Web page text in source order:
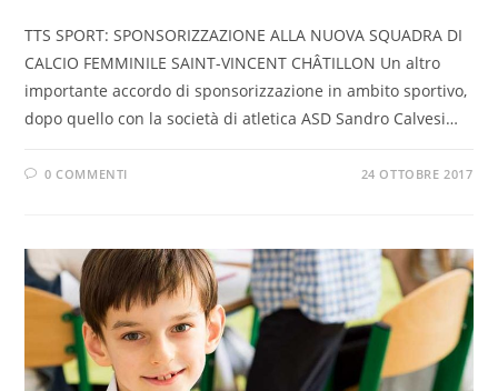
TTS SPORT: SPONSORIZZAZIONE ALLA NUOVA SQUADRA DI
CALCIO FEMMINILE SAINT-VINCENT CHÂTILLON Un altro
importante accordo di sponsorizzazione in ambito sportivo,
dopo quello con la società di atletica ASD Sandro Calvesi…
0 COMMENTI 24 OTTOBRE 2017